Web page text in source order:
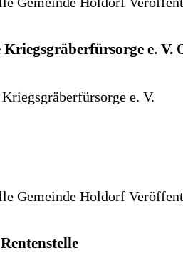
e. V.
Gemeinde Holdorf